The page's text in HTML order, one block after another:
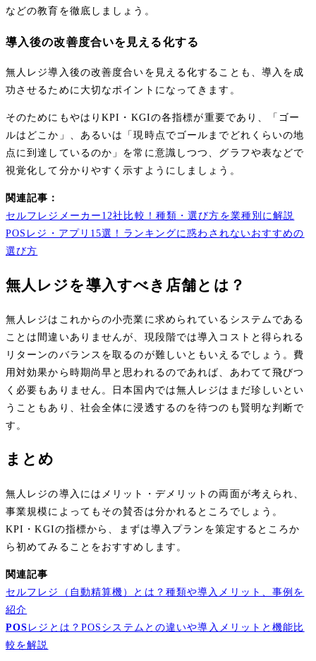
などの教育を徹底しましょう。
導入後の改善度合いを見える化する
無人レジ導入後の改善度合いを見える化することも、導入を成
功させるために大切なポイントになってきます。
そのためにもやはりKPI・KGIの各指標が重要であり、「ゴー
ルはどこか」、あるいは「現時点でゴールまでどれくらいの地
点に到達しているのか」を常に意識しつつ、グラフや表などで
視覚化して分かりやすく示すようにしましょう。
関連記事：
セルフレジメーカー12社比較！種類・選び方を業種別に解説
POSレジ・アプリ15選！ランキングに惑わされないおすすめの
選び方
無人レジを導入すべき店舗とは？
無人レジはこれからの小売業に求められているシステムである
ことは間違いありませんが、現段階では導入コストと得られる
リターンのバランスを取るのが難しいともいえるでしょう。費
用対効果から時期尚早と思われるのであれば、あわてて飛びつ
く必要もありません。日本国内では無人レジはまだ珍しいとい
うこともあり、社会全体に浸透するのを待つのも賢明な判断で
す。
まとめ
無人レジの導入にはメリット・デメリットの両面が考えられ、
事業規模によってもその賛否は分かれるところでしょう。
KPI・KGIの指標から、まずは導入プランを策定するところか
ら初めてみることをおすすめします。
関連記事
セルフレジ（自動精算機）とは？種類や導入メリット、事例を
紹介
POS レジとは？POSシステムとの違いや導入メリットと機能比
較を解説